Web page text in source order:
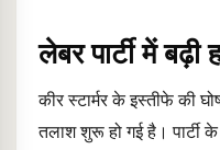
लेबर पार्टी में
कीर स्टार्मर के इस्तीफे की
तलाश शुरू हो गई है। पार्टी